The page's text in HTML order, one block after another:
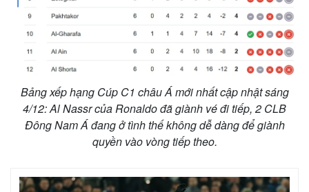
Bảng xếp hạng Cúp C1 châu Á mới nhất cập nhật sáng
4/12: Al Nassr của Ronaldo đã giành vé đi tiếp, 2 CLB
Đông Nam Á đang ở tình thế không dễ dàng để giành
quyền vào vòng tiếp theo.